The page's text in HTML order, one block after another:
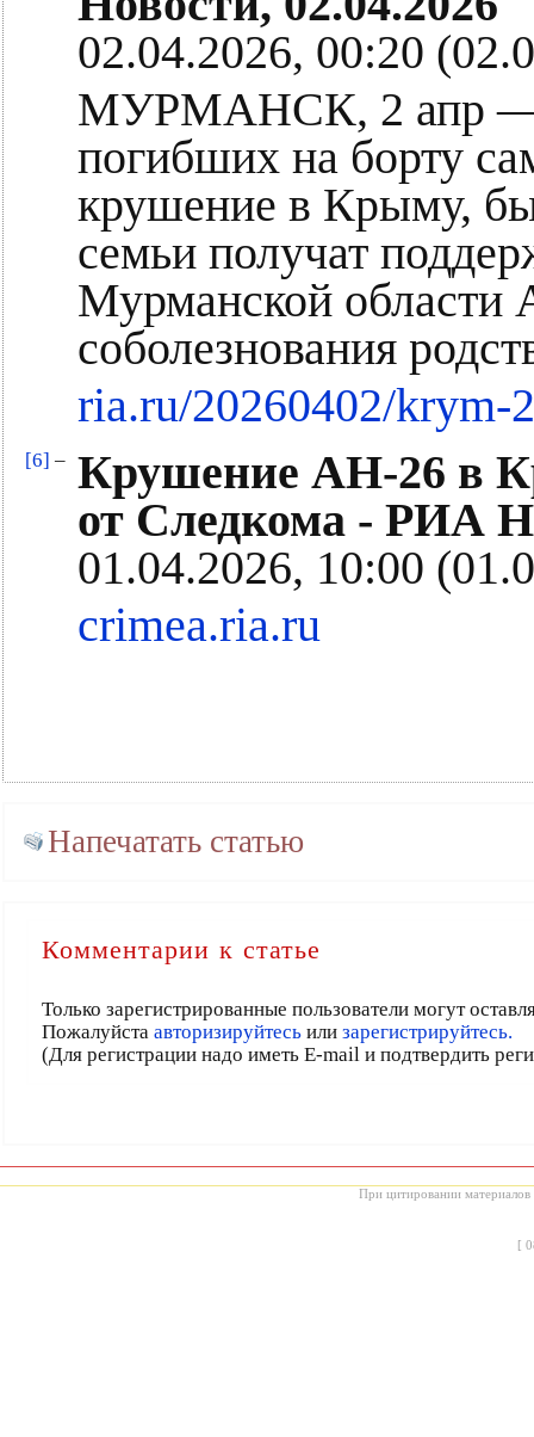
02.04.2026, 00:20
МУРМАНСК, 2 апр —
погибших на борту
крушение в Крыму,
семьи получат
Мурманской области
соболезнования
ria.ru/20260402/krym-
[6] – Крушение АН-26 в
от Следкома - РИА
01.04.2026, 10:00
crimea.ria.ru
Напечатать статью
Комментарии к статье
Только зарегистрированные пользователи могут
Пожалуйста авторизируйтесьили зарегистрируйтесь.
(Для регистрации надо иметь E-mail и подтвердить
При цитировании материалов
[